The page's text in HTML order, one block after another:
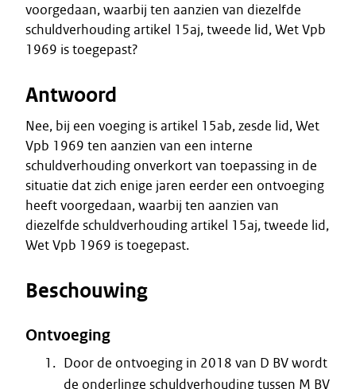
voorgedaan, waarbij ten aanzien van diezelfde
schuldverhouding artikel 15aj, tweede lid, Wet Vpb
1969 is toegepast?
Antwoord
Nee, bij een voeging is artikel 15ab, zesde lid, Wet
Vpb 1969 ten aanzien van een interne
schuldverhouding onverkort van toepassing in de
situatie dat zich enige jaren eerder een ontvoeging
heeft voorgedaan, waarbij ten aanzien van
diezelfde schuldverhouding artikel 15aj, tweede lid,
Wet Vpb 1969 is toegepast.
Beschouwing
Ontvoeging
Door de ontvoeging in 2018 van D BV wordt
de onderlinge schuldverhouding tussen M BV